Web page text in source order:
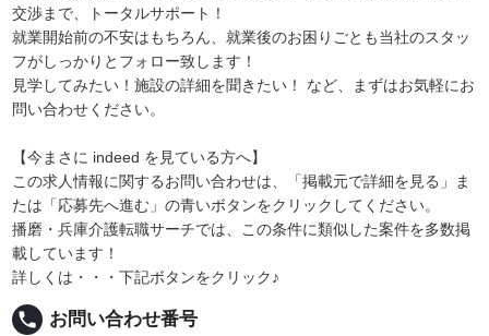
交渉まで、トータルサポート！
就業開始前の不安はもちろん、就業後のお困りごとも当社のスタッ
フがしっかりとフォロー致します！
見学してみたい！施設の詳細を聞きたい！ など、まずはお気軽にお
問い合わせください。
【今まさに indeed を見ている方へ】
この求人情報に関するお問い合わせは、「掲載元で詳細を見る」ま
たは「応募先へ進む」の青いボタンをクリックしてください。
播磨・兵庫介護転職サーチでは、この条件に類似した案件を多数掲
載しています！
詳しくは・・・下記ボタンをクリック♪
local_phone お問い合わせ番号